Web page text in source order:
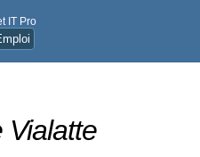
IT Pro
Vialatte